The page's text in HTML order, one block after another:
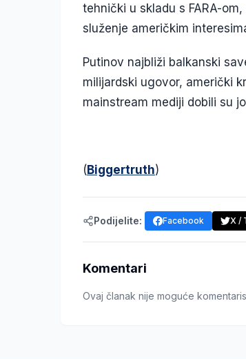
tehnički u skladu s FARA-
služenje američkim
Putinov najbliži balkanski
milijardski ugovor, američki
mainstream mediji dobili su
(Biggertruth)
Podijelite: Facebook X /
Komentari
Ovaj članak nije moguće